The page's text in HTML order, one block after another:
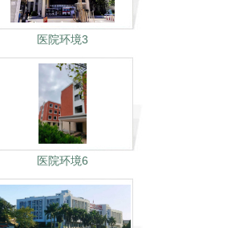
医院环境3
医院环境6